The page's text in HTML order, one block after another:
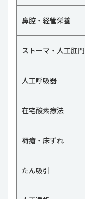
鼻腔・経管栄養
ストーマ・人工肛門
人工呼吸器
在宅酸素療法
褥瘡・床ずれ
たん吸引